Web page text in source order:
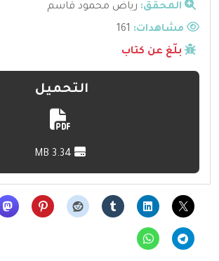
المحقق: رياض محمود قاسم
مشاهدات:
بلّغ عن كتاب
التحميل